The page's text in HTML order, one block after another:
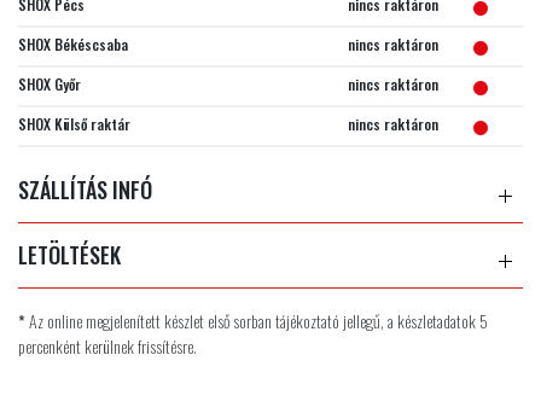
SHOX Békéscsaba
nincs raktáron
SHOX Győr
nincs raktáron
SHOX Külső raktár
nincs raktáron
SZÁLLÍTÁS INFÓ
LETÖLTÉSEK
*Az online megjelenített készlet első sorban tájékoztató jellegű, a készletadatok 5
percenként kerülnek frissítésre.